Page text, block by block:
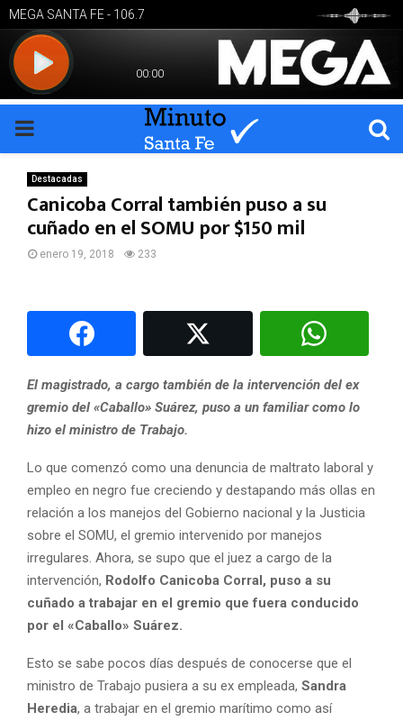
PRIMARY
MENU
Destacadas
Canicoba Corral también puso a su
cuñado en el SOMU por $150 mil
enero 19, 2018 233
El magistrado, a cargo también de la intervención del ex
gremio del «Caballo» Suárez, puso a un familiar como lo
hizo el ministro de Trabajo.
Lo que comenzó como una denuncia de maltrato laboral y
empleo en negro fue creciendo y destapando más ollas en
relación a los manejos del Gobierno nacional y la Justicia
sobre el SOMU, el gremio intervenido por manejos
irregulares. Ahora, se supo que el juez a cargo de la
intervención, Rodolfo Canicoba Corral, puso a su
cuñado a trabajar en el gremio que fuera conducido
por el «Caballo» Suárez.
Esto se sabe pocos días después de conocerse que el
ministro de Trabajo pusiera a su ex empleada, Sandra
Heredia, a trabajar en el gremio marítimo como así